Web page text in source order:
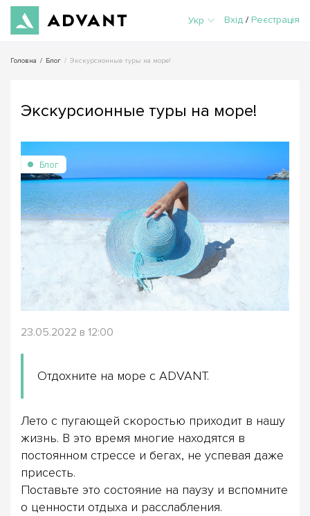
Укр Вхід / Реєстрація
Головна / Блог / Экскурсионные туры на море!
Экскурсионные туры на море!
Блог
23.05.2022 в 12:00
Отдохните на море с ADVANT.
Лето с пугающей скоростью приходит в нашу
жизнь. В это время многие находятся в
постоянном стрессе и бегах, не успевая даже
присесть.
Поставьте это состояние на паузу и вспомните
о ценности отдыха и расслабления.